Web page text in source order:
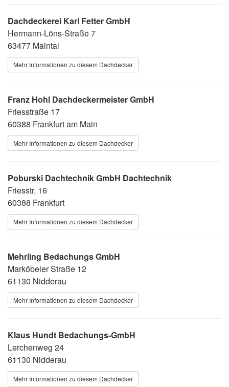
Dachdeckerei Karl Fetter GmbH
Hermann-Löns-Straße 7
63477 Maintal
Mehr Informationen zu diesem Dachdecker
Franz Hohl Dachdeckermeister GmbH
Friesstraße 17
60388 Frankfurt am Main
Mehr Informationen zu diesem Dachdecker
Poburski Dachtechnik GmbH Dachtechnik
Friesstr. 16
60388 Frankfurt
Mehr Informationen zu diesem Dachdecker
Mehrling Bedachungs GmbH
Marköbeler Straße 12
61130 Nidderau
Mehr Informationen zu diesem Dachdecker
Klaus Hundt Bedachungs-GmbH
Lerchenweg 24
61130 Nidderau
Mehr Informationen zu diesem Dachdecker